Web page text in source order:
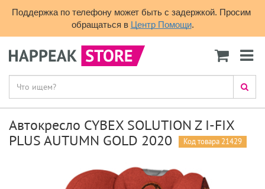
Поддержка по телефону может быть с задержкой. Просим
обращаться в Центр Помощи.
Автокресло CYBEX SOLUTION Z I-FIX
PLUS AUTUMN GOLD 2020
Код товара 21429